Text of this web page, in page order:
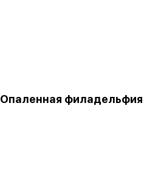
Опаленная филадельфия